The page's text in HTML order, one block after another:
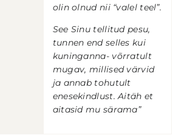
olin olnud nii “valel teel”.
See Sinu tellitud pesu,
tunnen end selles kui
kuninganna- võrratult
mugav, millised värvid
ja annab tohutult
enesekindlust. Aitäh et
aitasid mu särama”